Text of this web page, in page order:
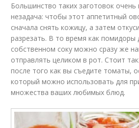
Большинство таких заготовок очень
незадача: чтобы этот аппетитный
сначала снять кожицу, а затем
разрезать. В то время как помидоры
собственном соку можно сразу же
отправлять целиком в рот. Стоит
после того как вы съедите томаты,
который можно использовать для
множества ваших любимых блюд.